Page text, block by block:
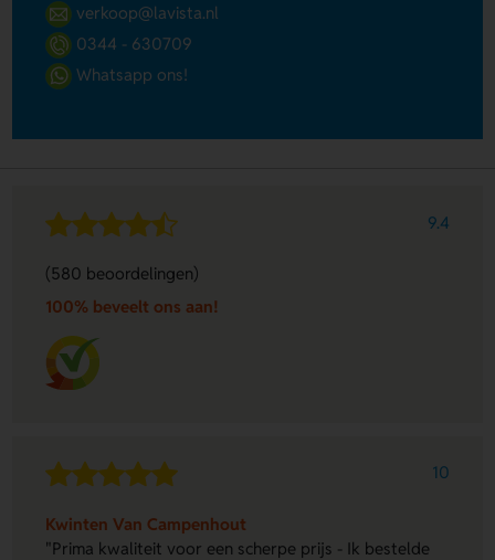
verkoop@lavista.nl
0344 - 630709
Whatsapp ons!
9.4
(580 beoordelingen)
100% beveelt ons aan!
10
Kwinten Van Campenhout
"Prima kwaliteit voor een scherpe prijs - Ik bestelde